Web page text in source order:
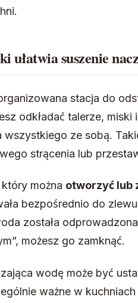
ułatwia suszenie
stacja do
odkładać talerze,
wszystkiego ze sobą.
strącenia lub
można otworzyć lub
bezpośrednio do
została
możesz go zamknąć.
wodę może być
ważne w